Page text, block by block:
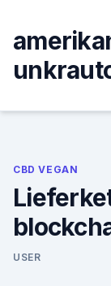
content
CBD VEGAN
USER